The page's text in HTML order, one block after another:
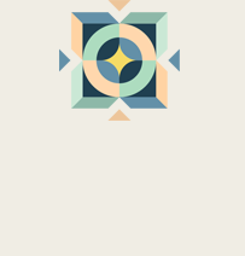
content